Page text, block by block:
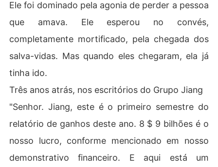
Ele foi dominado pela agonia de perder a pessoa
que amava. Ele esperou no convés,
completamente mortificado, pela chegada dos
salva-vidas. Mas quando eles chegaram, ela já
tinha ido.
Três anos atrás, nos escritórios do Grupo Jiang
"Senhor. Jiang, este é o primeiro semestre do
relatório de ganhos deste ano. 8 $ 9 bilhões é o
nosso lucro, conforme mencionado em nosso
demonstrativo financeiro. E aqui está um